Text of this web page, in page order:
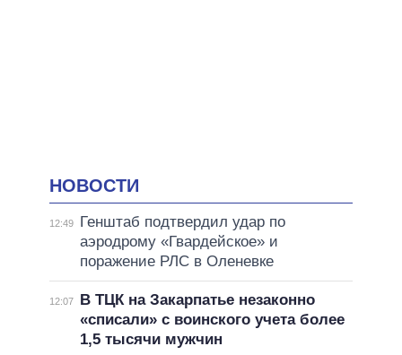
НОВОСТИ
12:49
Генштаб подтвердил удар по
аэродрому «Гвардейское» и
поражение РЛС в Оленевке
12:07
В ТЦК на Закарпатье незаконно
«списали» с воинского учета более
1,5 тысячи мужчин